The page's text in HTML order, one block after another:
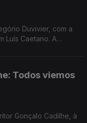
Duvivier, com a
Luís Caetano. A
Todos viemos
Gonçalo Cadilhe, à